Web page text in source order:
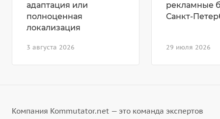
3 августа 2026
адаптация или
полноценная
локализация
29 июля 2026
рекламные
Санкт-
Компания Kommutator.net — это команда экспертов